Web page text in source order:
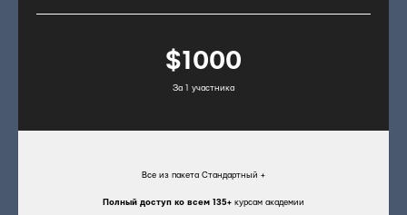
$1000
За 1 участника
Все из пакета Стандартный +
Полный доступ ко всем 135+ курсам академии